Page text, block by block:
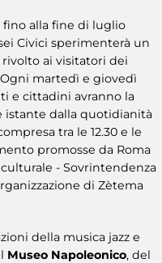
alla fine di luglio
Civici sperimenterà un
ai visitatori dei
martedì e giovedì
e cittadini avranno la
istante dalla quotidianità
tra le 12.30 e le
promosse da Roma
culturale - Sovrintendenza
di Zètema
della musica jazz e
Museo Napoleonico, del